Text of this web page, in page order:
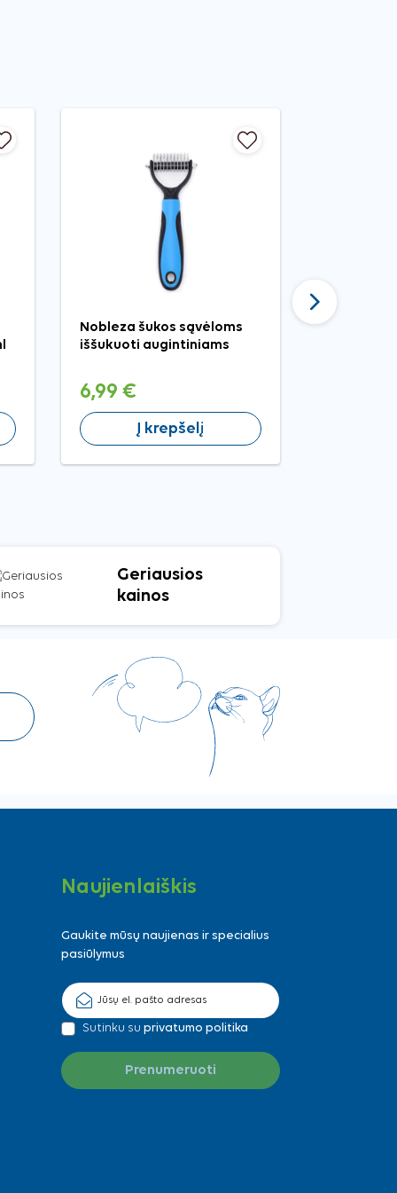
Nobleza šukos sąvėloms
iššukuoti augintiniams
6,99 €
Į krepšelį
Geriausios
kainos
Naujienlaiškis
Gaukite mūsų naujienas ir specialius
pasiūlymus
Sutinku su privatumo politika